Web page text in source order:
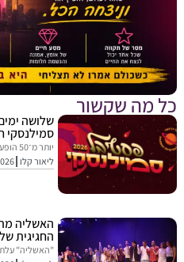
שקשור
שלושה ימים של
סמילנסקי חוזר
יותר מ־50 הופעות חיות, עשרות אמנים וכניסה...
ליאור קלו 28/07/2026
האשליה מתחילה:
החגיגית של
"האשליה" עלתה